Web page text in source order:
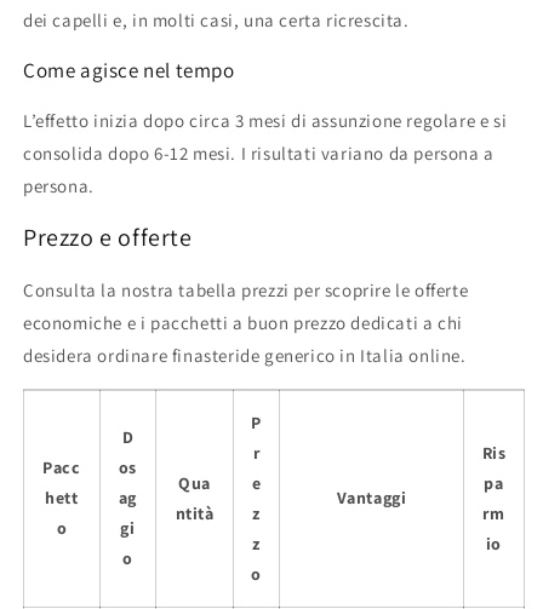
dei capelli e, in molti casi, una certa ricrescita.
Come agisce nel tempo
L’effetto inizia dopo circa 3 mesi di assunzione regolare e si
consolida dopo 6-12 mesi. I risultati variano da persona a
persona.
Prezzo e offerte
Consulta la nostra tabella prezzi per scoprire le offerte
economiche e i pacchetti a buon prezzo dedicati a chi
desidera ordinare finasteride generico in Italia online.
Pacc
hett
o
D
os
ag
gi
o
Qua
ntità
P
r
e
z
z
o
Vantaggi
Ris
pa
rm
io